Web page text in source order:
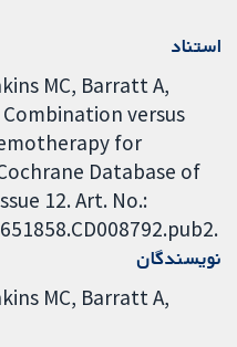
استناد
MC, Barratt A,
versus
for
Database of
12. Art. No.:
نویسندگان
MC Barratt A